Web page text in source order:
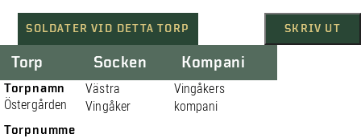
SOLDATER VID DETTA TORP SKRIV UT
Torp
Torpnamn
Östergården
Torpnumme
Socken
Västra
Vingåker
Kompani
Vingåkers
kompani